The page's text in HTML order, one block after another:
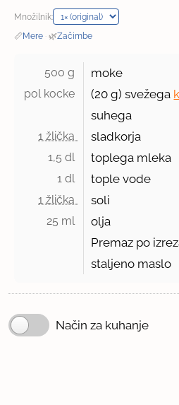
Množilnik:
📏Mere · 🌿Začimbe
500 g moke
pol kocke (20 g) svežega
suhega
1 žlička sladkorja
1,5 dl toplega mleka
1 dl tople vode
1 žlička soli
25 ml
olja
Premaz po
staljeno maslo
Način za kuhanje